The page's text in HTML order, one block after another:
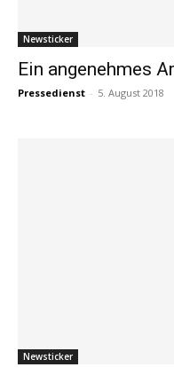
Newsticker
Ein angenehmes
Pressedienst - 5. August 2018
Newsticker